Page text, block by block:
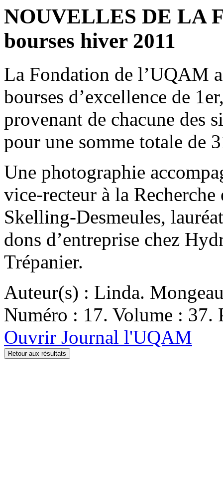
NOUVELLES DE LA
bourses hiver 2011
La Fondation de l’UQAM
bourses d’excellence de
provenant de chacune des
pour une somme totale de
Une photographie
vice-recteur à la
Skelling-Desmeules,
dons d’entreprise chez
Trépanier.
Auteur(s) : Linda.
Numéro : 17. Volume : 37.
Ouvrir Journal l'UQAM
Retour aux résultats